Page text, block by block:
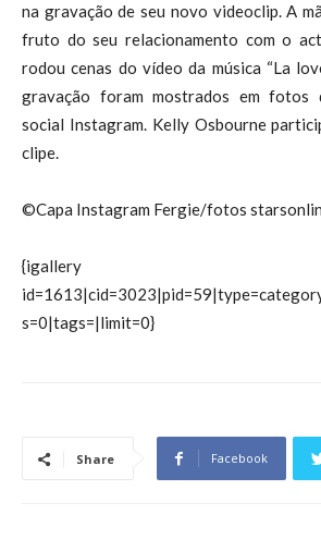
na gravação de seu novo videoclip. A
fruto do seu relacionamento com o
rodou cenas do vídeo da música “La
gravação foram mostrados em fotos
social Instagram. Kelly Osbourne
clipe.
©Capa Instagram Fergie/fotos
{igallery
s=0|tags=|limit=0}
Share Facebook